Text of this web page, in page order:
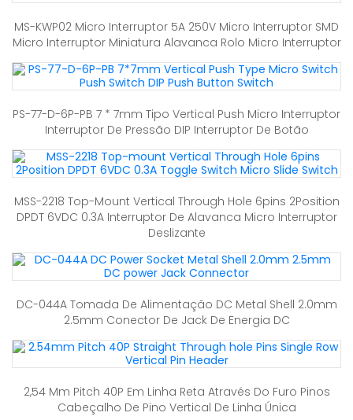
MS-KWP02 Micro Interruptor 5A 250V Micro Interruptor SMD
Micro Interruptor Miniatura Alavanca Rolo Micro Interruptor
PS-77-D-6P-PB 7 * 7mm Tipo Vertical Push Micro Interruptor
Interruptor De Pressão DIP Interruptor De Botão
MSS-2218 Top-Mount Vertical Through Hole 6pins 2Position
DPDT 6VDC 0.3A Interruptor De Alavanca Micro Interruptor
Deslizante
DC-044A Tomada De Alimentação DC Metal Shell 2.0mm
2.5mm Conector De Jack De Energia DC
2,54 Mm Pitch 40P Em Linha Reta Através Do Furo Pinos
Cabeçalho De Pino Vertical De Linha Única